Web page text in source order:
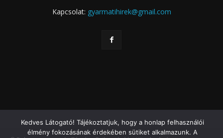
Kapcsolat: gyarmatihirek@gmail.com
Kedves Látogató! Tájékoztatjuk, hogy a honlap felhasználói
élmény fokozásának érdekében sütiket alkalmazunk. A